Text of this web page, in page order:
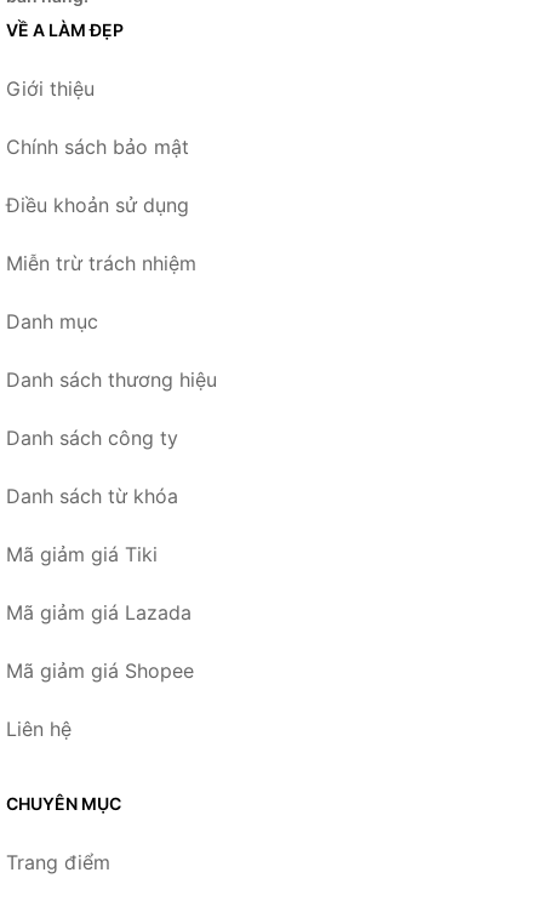
VỀ A LÀM ĐẸP
Giới thiệu
Chính sách bảo mật
Điều khoản sử dụng
Miễn trừ trách nhiệm
Danh mục
Danh sách thương hiệu
Danh sách công ty
Danh sách từ khóa
Mã giảm giá Tiki
Mã giảm giá Lazada
Mã giảm giá Shopee
Liên hệ
CHUYÊN MỤC
Trang điểm